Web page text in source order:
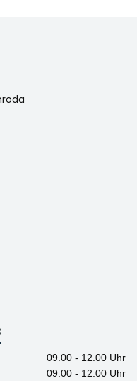
09.00 - 12.00 Uhr
09.00 - 12.00 Uhr